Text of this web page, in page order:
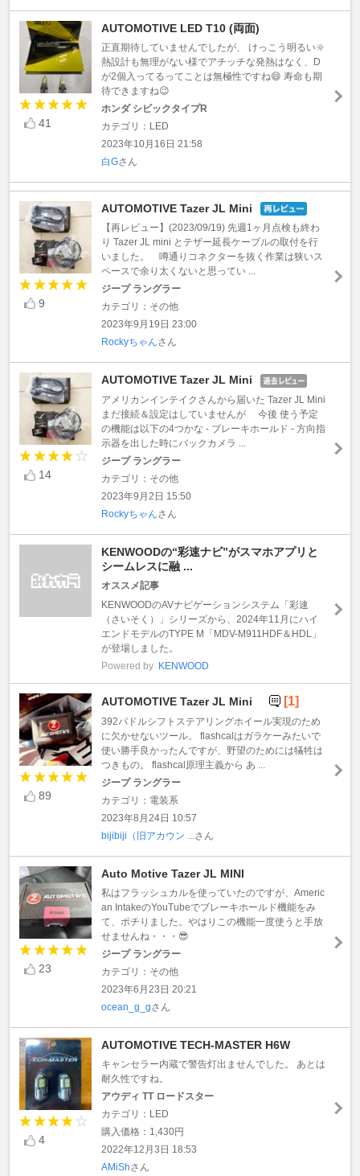
41
AUTOMOTIVE LED T10 (両面)
正直期待していませんでしたが、 けっこう明るい🔆
熱設計も無理がない様でアチッチな発熱はなく、D
が2個入ってるってことは無極性ですね😄 寿命も期
待できますね😉
ホンダ シビックタイプR
カテゴリ：LED
2023年10月16日 21:58
白Gさん
9
AUTOMOTIVE Tazer JL Mini
【再レビュー】(2023/09/19) 先週1ヶ月点検も終わ
り Tazer JL mini とテザー延長ケーブルの取付を行
いました。 噂通りコネクターを抜く作業は狭いス
ペースで余り太くないと思ってい ...
ジープ ラングラー
カテゴリ：その他
2023年9月19日 23:00
Rockyちゃんさん
14
AUTOMOTIVE Tazer JL Mini
アメリカンインテイクさんから届いた Tazer JL Mini
まだ接続＆設定はしていませんが 今後 使う予定
の機能は以下の4つかな - ブレーキホールド - 方向指
示器を出した時にバックカメラ ...
ジープ ラングラー
カテゴリ：その他
2023年9月2日 15:50
Rockyちゃんさん
KENWOODの“彩速ナビ”がスマホアプリと
シームレスに融 ...
オススメ記事
KENWOODのAVナビゲーションシステム「彩速
（さいそく）」シリーズから、2024年11月にハイ
エンドモデルのTYPE M「MDV-M911HDF＆HDL」
が登場しました。
Powered by KENWOOD
89
AUTOMOTIVE Tazer JL Mini [1]
392パドルシフトステアリングホイール実現のため
に欠かせないツール。 flashcalはガラケーみたいで
使い勝手良かったんですが、野望のためには犠牲は
つきもの。 flashcal原理主義から あ ...
ジープ ラングラー
カテゴリ：電装系
2023年8月24日 10:57
bijibiji（旧アカウン ...さん
23
Auto Motive Tazer JL MINI
私はフラッシュカルを使っていたのですが、Americ
an IntakeのYouTubeでブレーキホールド機能をみ
て、ポチりました。やはりこの機能一度使うと手放
せませんね・・・😎
ジープ ラングラー
カテゴリ：その他
2023年6月23日 20:21
ocean_g_gさん
4
AUTOMOTIVE TECH-MASTER H6W
キャンセラー内蔵で警告灯出ませんでした。 あとは
耐久性ですね。
アウディ TT ロードスター
カテゴリ：LED
購入価格：1,430円
2022年12月3日 18:53
AMiShさん